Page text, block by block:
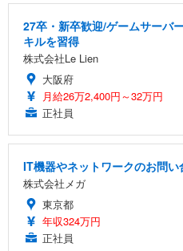
27卒・新卒歓迎/ゲームサーバ
キルを習得
株式会社Le Lien
大阪府
月給26万2,400円～32万円
正社員
IT機器やネットワークのお問い
株式会社メガ
東京都
年収324万円
正社員